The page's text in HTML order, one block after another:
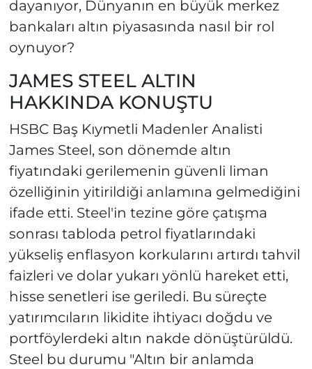
dayanıyor, Dünyanın en büyük merkez
bankaları altın piyasasında nasıl bir rol
oynuyor?
JAMES STEEL ALTIN
HAKKINDA KONUŞTU
HSBC Baş Kıymetli Madenler Analisti
James Steel, son dönemde altın
fiyatındaki gerilemenin güvenli liman
özelliğinin yitirildiği anlamına gelmediğini
ifade etti. Steel'in tezine göre çatışma
sonrası tabloda petrol fiyatlarındaki
yükseliş enflasyon korkularını artırdı tahvil
faizleri ve dolar yukarı yönlü hareket etti,
hisse senetleri ise geriledi. Bu süreçte
yatırımcıların likidite ihtiyacı doğdu ve
portföylerdeki altın nakde dönüştürüldü.
Steel bu durumu "Altın bir anlamda